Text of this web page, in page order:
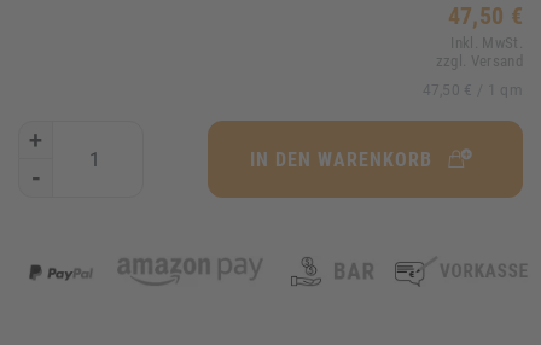
47,50 €
Inkl. MwSt.
zzgl. Versand
47,50 € / 1 qm
+
-
IN DEN WARENKORB